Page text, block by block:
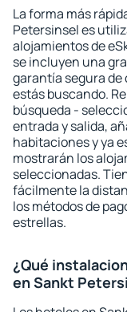
La forma más
Petersinsel es
alojamientos de
se incluyen una
garantía segura
estás buscando.
búsqueda -
entrada y salida,
habitaciones y ya
mostrarán los
seleccionadas.
fácilmente la
los métodos de
estrellas.
¿Qué
en Sankt